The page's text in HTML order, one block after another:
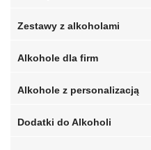
Zestawy z alkoholami
Alkohole dla firm
Alkohole z personalizacją
Dodatki do Alkoholi